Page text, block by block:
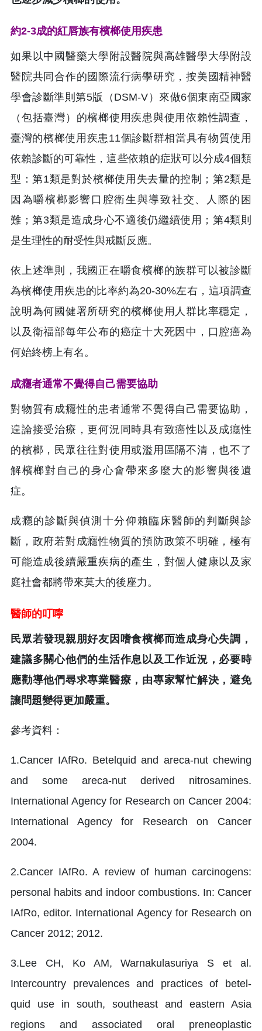
約2-3成的紅唇族有檳榔使用疾患
如果以中國醫藥大學附設醫院與高雄醫學大學附設
醫院共同合作的國際流行病學研究，按美國精神醫
學會診斷準則第5版（DSM-V）來做6個東南亞國家
（包括臺灣）的檳榔使用疾患與使用依賴性調查，
臺灣的檳榔使用疾患11個診斷群相當具有物質使用
依賴診斷的可靠性，這些依賴的症狀可以分成4個類
型：第1類是對於檳榔使用失去量的控制；第2類是
因為嚼檳榔影響口腔衛生與導致社交、人際的困
難；第3類是造成身心不適後仍繼續使用；第4類則
是生理性的耐受性與戒斷反應。
依上述準則，我國正在嚼食檳榔的族群可以被診斷
為檳榔使用疾患的比率約為20-30%左右，這項調查
說明為何國健署所研究的檳榔使用人群比率穩定，
以及衛福部每年公布的癌症十大死因中，口腔癌為
何始終榜上有名。
成癮者通常不覺得自己需要協助
對物質有成癮性的患者通常不覺得自己需要協助，
遑論接受治療，更何況同時具有致癌性以及成癮性
的檳榔，民眾往往對使用或濫用區隔不清，也不了
解檳榔對自己的身心會帶來多麼大的影響與後遺
症。
成癮的診斷與偵測十分仰賴臨床醫師的判斷與診
斷，政府若對成癮性物質的預防政策不明確，極有
可能造成後續嚴重疾病的產生，對個人健康以及家
庭社會都將帶來莫大的後座力。
醫師的叮嚀
民眾若發現親朋好友因嗜食檳榔而造成身心失調，
建議多關心他們的生活作息以及工作近況，必要時
應勸導他們尋求專業醫療，由專家幫忙解決，避免
讓問題變得更加嚴重。
參考資料：
1.Cancer IAfRo. Betelquid and areca-nut chewing
and some areca-nut derived nitrosamines.
International Agency for Research on Cancer 2004:
International Agency for Research on Cancer
2004.
2.Cancer IAfRo. A review of human carcinogens:
personal habits and indoor combustions. In: Cancer
IAfRo, editor. International Agency for Research on
Cancer 2012; 2012.
3.Lee CH, Ko AM, Warnakulasuriya S et al.
Intercountry prevalences and practices of betel-
quid use in south, southeast and eastern Asia
regions and associated oral preneoplastic